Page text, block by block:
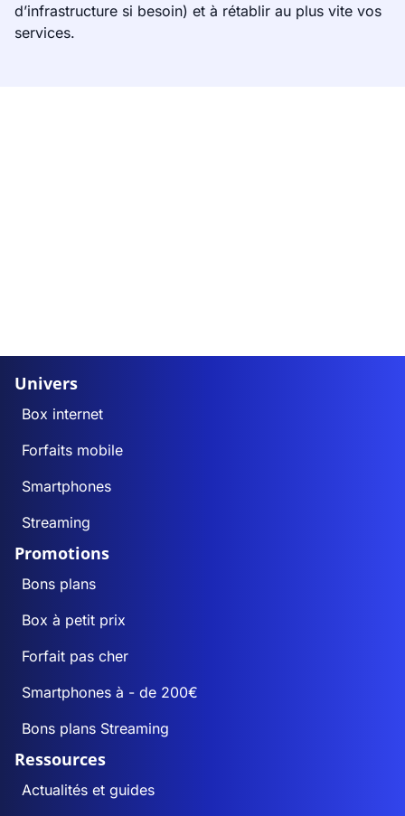
d’infrastructure si besoin) et à rétablir au plus vite vos
services.
Univers
Box internet
Forfaits mobile
Smartphones
Streaming
Promotions
Bons plans
Box à petit prix
Forfait pas cher
Smartphones à - de 200€
Bons plans Streaming
Ressources
Actualités et guides